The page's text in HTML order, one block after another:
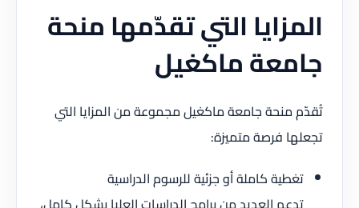
المزايا التي تقدّمها منحة
جامعة ماكغيل
تُقدّم منحة جامعة ماكغيل مجموعة من المزايا التي
تجعلها فرصة متميزة:
تغطية كاملة أو جزئية للرسوم الدراسية